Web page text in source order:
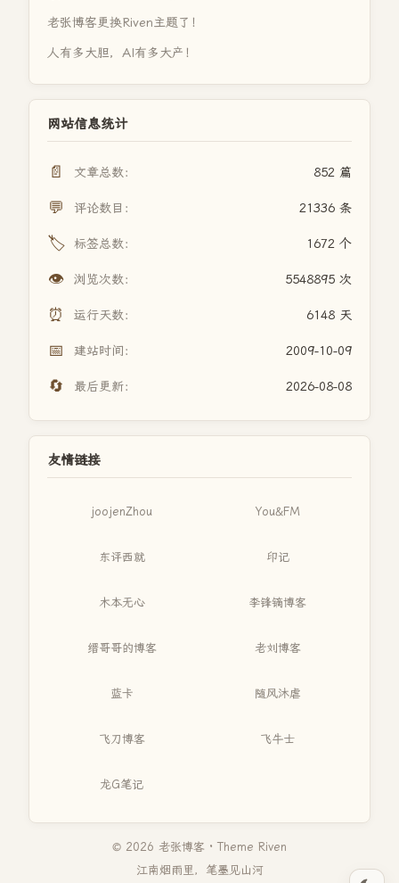
老张博客更换Riven主题了！
人有多大胆，AI有多大产！
网站信息统计
📄 文章总数： 852 篇
💬 评论数目： 21336 条
🏷️ 标签总数： 1672 个
👁️ 浏览次数： 5548895 次
⏰ 运行天数： 6148 天
📅 建站时间： 2009-10-09
🔄 最后更新： 2026-08-08
友情链接
joojenZhou You&FM
东评西就 印记
木本无心 李锋镝博客
缙哥哥的博客 老刘博客
蓝卡 随风沐虐
飞刀博客 飞牛士
龙G笔记
© 2026 老张博客 · Theme Riven
江南烟雨里，笔墨见山河